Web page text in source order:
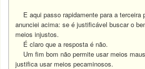
E aqui passo rapidamente para a terceira
anunciei acima: se é justificável buscar o
meios injustos.
É claro que a resposta é não.
Um fim bom não permite usar meios
justifica usar meios pecaminosos.